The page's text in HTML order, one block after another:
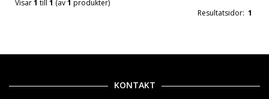
Visar1 till 1 (av1 produkter)
Resultatsidor: 1
KONTAKT